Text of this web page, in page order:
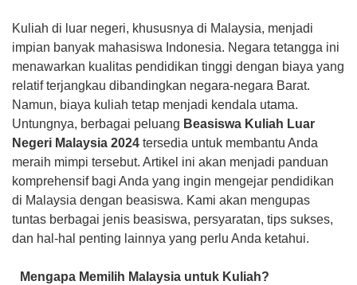
Kuliah di luar negeri, khususnya di Malaysia, menjadi
impian banyak mahasiswa Indonesia. Negara tetangga ini
menawarkan kualitas pendidikan tinggi dengan biaya yang
relatif terjangkau dibandingkan negara-negara Barat.
Namun, biaya kuliah tetap menjadi kendala utama.
Untungnya, berbagai peluang Beasiswa Kuliah Luar
Negeri Malaysia 2024 tersedia untuk membantu Anda
meraih mimpi tersebut. Artikel ini akan menjadi panduan
komprehensif bagi Anda yang ingin mengejar pendidikan
di Malaysia dengan beasiswa. Kami akan mengupas
tuntas berbagai jenis beasiswa, persyaratan, tips sukses,
dan hal-hal penting lainnya yang perlu Anda ketahui.
Mengapa Memilih Malaysia untuk Kuliah?